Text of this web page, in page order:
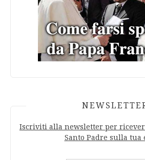
Iscriviti alla newsletter per
Santo Padre sulla tua